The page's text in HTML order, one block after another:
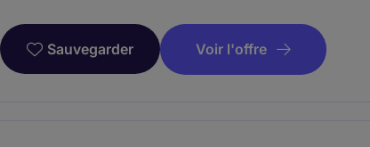
Sauvegarder Voir l'offre